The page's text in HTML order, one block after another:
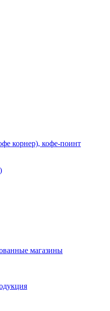
корнер), кофе-поинт
магазины